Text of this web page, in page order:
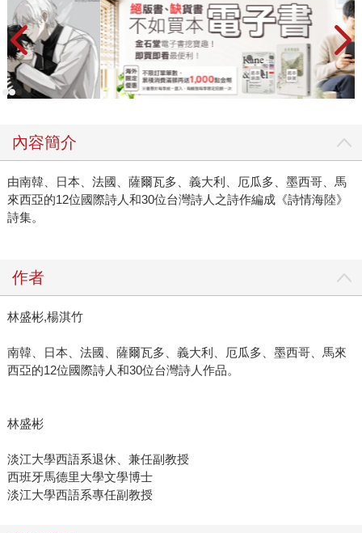
內容簡介
由南韓、日本、法國、薩爾瓦多、義大利、厄瓜多、墨西哥、馬
來西亞的12位國際詩人和30位台灣詩人之詩作編成《詩情海陸》
詩集。
作者
林盛彬,楊淇竹
南韓、日本、法國、薩爾瓦多、義大利、厄瓜多、墨西哥、馬來
西亞的12位國際詩人和30位台灣詩人作品。
林盛彬
淡江大學西語系退休、兼任副教授
西班牙馬德里大學文學博士
淡江大學西語系專任副教授